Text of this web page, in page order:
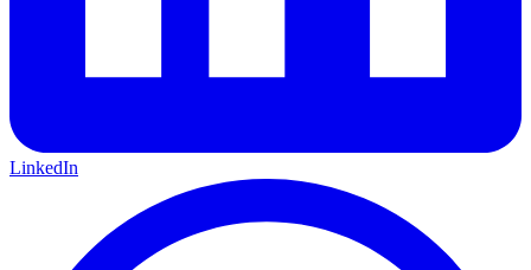
LinkedIn